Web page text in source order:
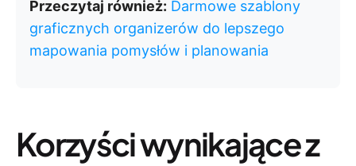
Przeczytaj również: Darmowe szablony
graficznych organizerów do lepszego
mapowania pomysłów i planowania
Korzyści wynikające z